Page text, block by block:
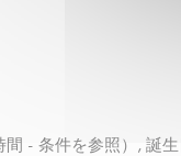
- 条件を参照）, 誕